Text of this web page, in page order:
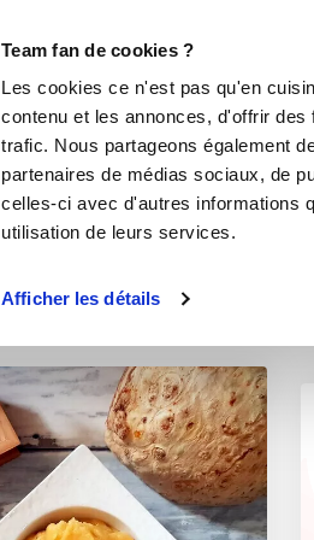
Team fan de cookies ?
Les cookies ce n'est pas qu'en
contenu et les annonces, d'offrir
trafic. Nous partageons également
partenaires de médias sociaux, de
celles-ci avec d'autres informations
utilisation de leurs services.
Afficher les détails
Purée de